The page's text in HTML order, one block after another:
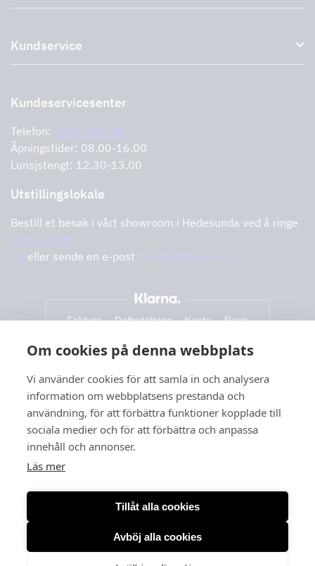
Om cookies på denna webbplats
Vi använder cookies för att samla in och analysera
information om webbplatsens prestanda och
användning, för att förbättra funktioner kopplade till
sociala medier och för att förbättra och anpassa
innehåll och annonser.
Läs mer
Tillåt alla cookies
Avböj alla cookies
Tilbehør til avtrekkshetter
Storköksprodukter
Miljø
Støtte og tjenester
Informasjonskapsler
Retningslinjer for personvern
Kundservice
Retur av produktet
Støtte og tjenester
Kundeservicesenter
Telefon: 0291-107 50
Åpningstider: 08.00-16.00
Lunsjstengt: 12.30-13.00
Utstillingslokale
Bestill et besøk i vårt showroom i Hedesunda ved å ringe
0291-47 77
74 eller sende en e-post til order@tovenco.se.
Org. nr: 556166-3260